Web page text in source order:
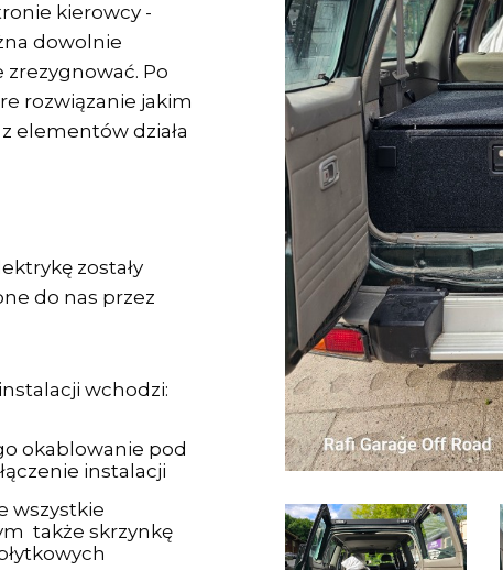
kierowcy -
dowolnie
zrezygnować. Po
rozwiązanie jakim
elementów działa
zostały
do nas przez
wchodzi:
okablowanie pod
instalacji
wszystkie
także skrzynkę